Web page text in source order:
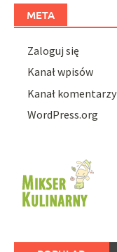
META
Zaloguj się
Kanał wpisów
Kanał komentarzy
WordPress.org